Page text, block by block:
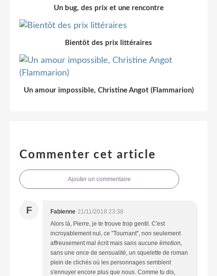
Un bug, des prix et une rencontre
Bientôt des prix littéraires
Un amour impossible, Christine Angot (Flammarion)
Commenter cet article
Ajouter un commentaire
F Fabienne 21/11/2018 23:38
Alors là, Pierre, je te trouve trop gentil. C'est
incroyablement nul, ce "Tournant", non seulement
affreusement mal écrit mais sans aucune émotion,
sans une once de sensualité, un squelette de roman
plein de clichés où les personnages semblent
s'ennuyer encore plus que nous. Comme tu dis,